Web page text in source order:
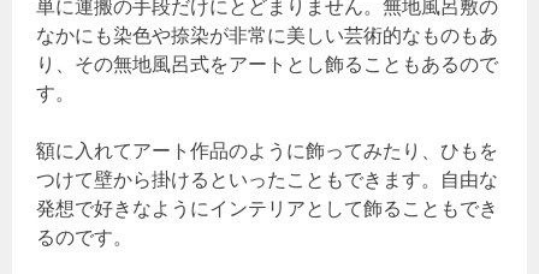
単に運搬の手段だけにとどまりません。無地風呂敷の
なかにも染色や捺染が非常に美しい芸術的なものもあ
り、その無地風呂式をアートとし飾ることもあるので
す。
額に入れてアート作品のように飾ってみたり、ひもを
つけて壁から掛けるといったこともできます。自由な
発想で好きなようにインテリアとして飾ることもでき
るのです。